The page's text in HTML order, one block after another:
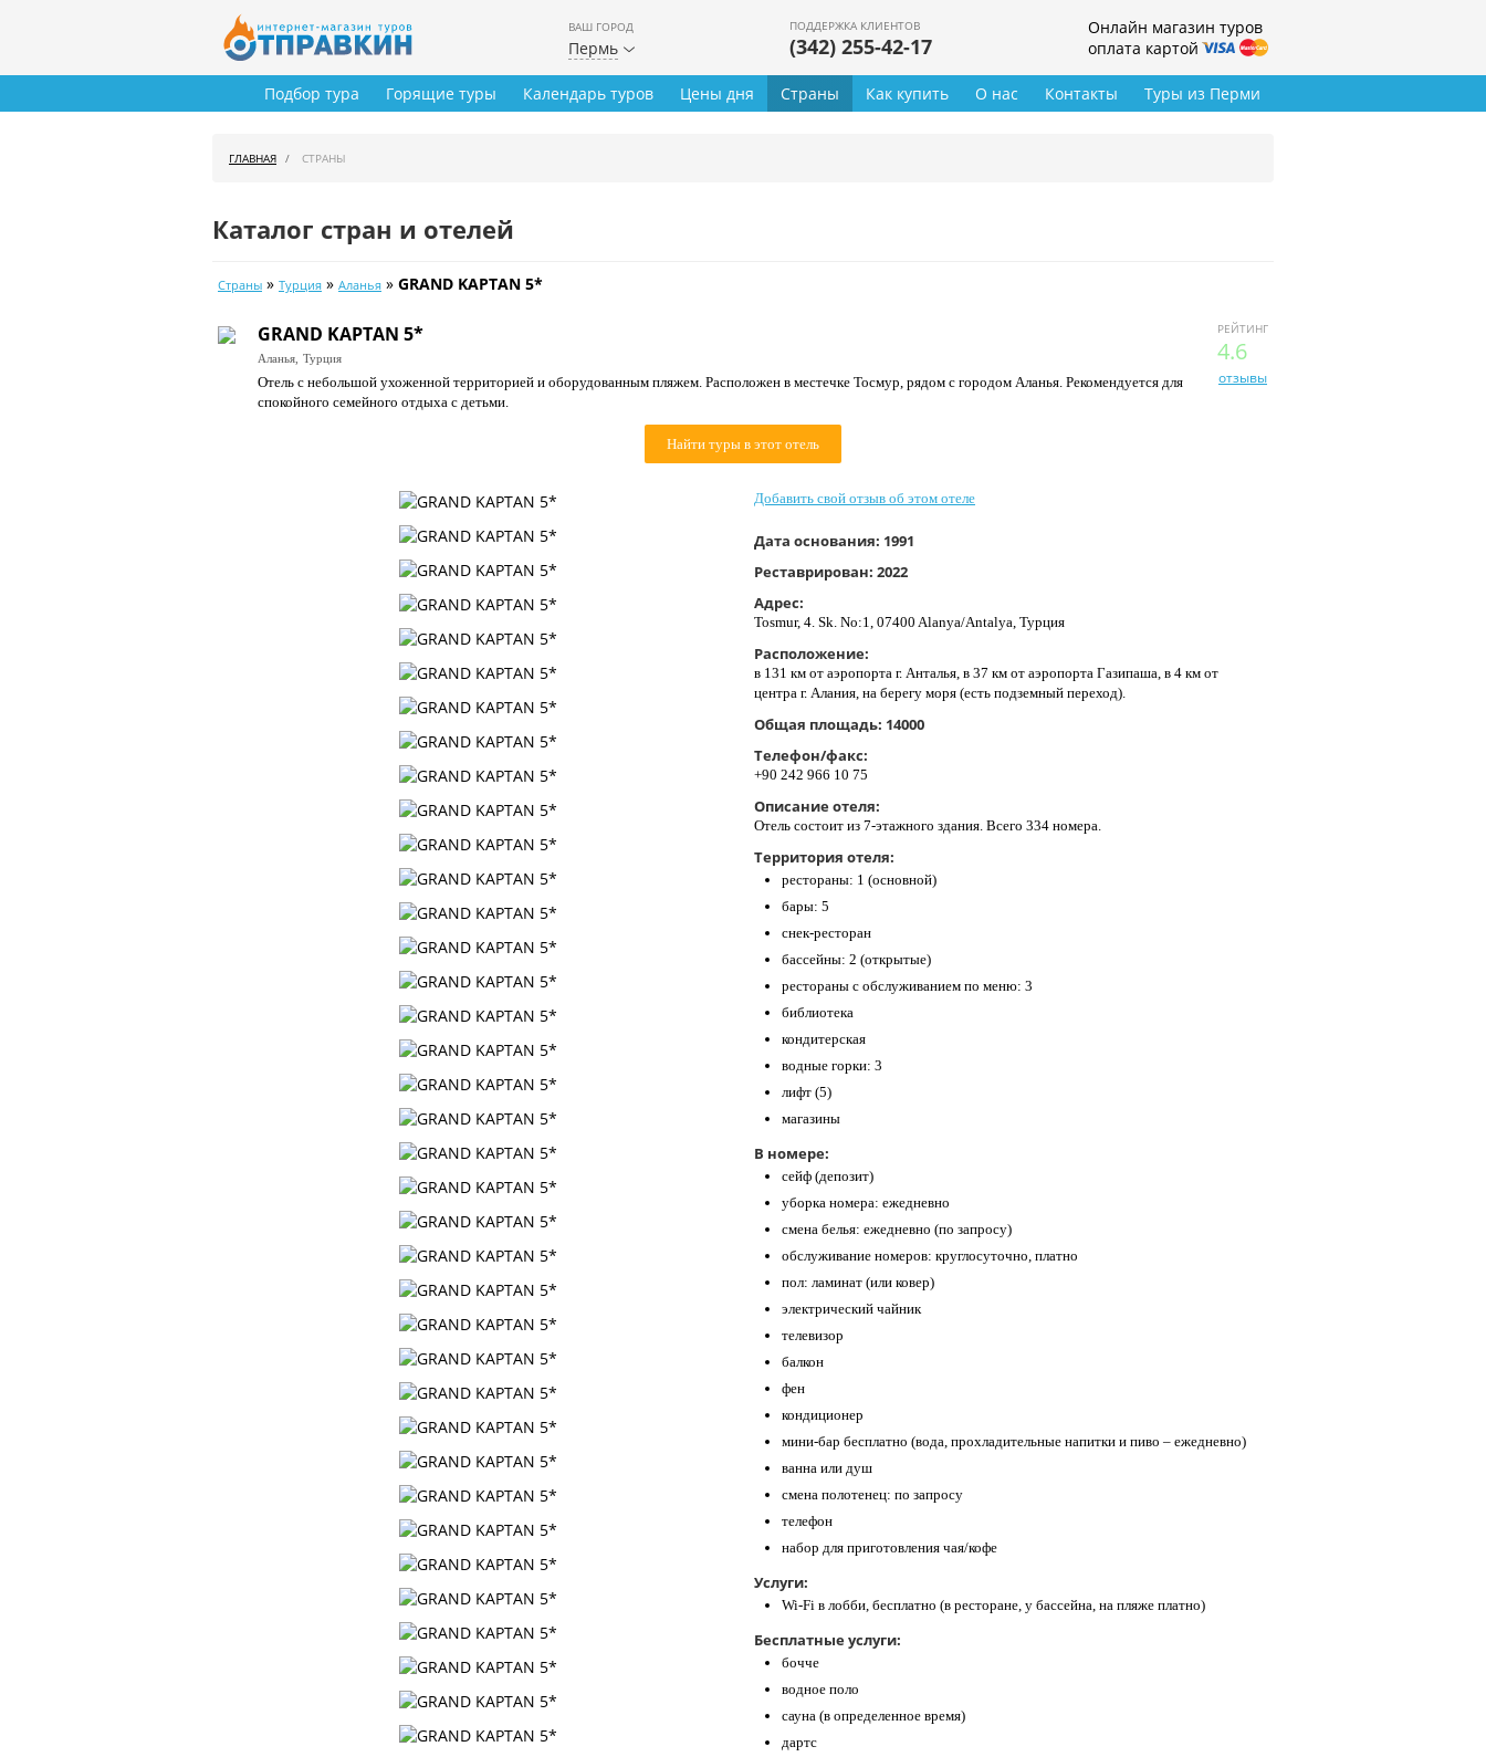
ВАШ ГОРОД
Пермь
ПОДДЕРЖКА КЛИЕНТОВ
(342) 255-42-17
Онлайн магазин туров
оплата картой
Туры из Перми
Подбор тура Горящие туры Календарь туров Цены дня Страны Как купить О нас Контакты
ГЛАВНАЯ СТРАНЫ
Каталог стран и отелей
Страны » Турция » Аланья » GRAND KAPTAN 5*
РЕЙТИНГ
4.6
отзывы
GRAND KAPTAN 5*
Аланья, Турция
Отель с небольшой ухоженной территорией и оборудованным пляжем. Расположен в местечке Тосмур, рядом с городом Аланья. Рекомендуется для
спокойного семейного отдыха с детьми.
Найти туры в этот отель
Добавить свой отзыв об этом отеле
Дата основания: 1991
Реставрирован: 2022
Адрес:
Tosmur, 4. Sk. No:1, 07400 Alanya/Antalya, Турция
Расположение:
в 131 км от аэропорта г. Анталья, в 37 км от аэропорта Газипаша, в 4 км от
центра г. Алания, на берегу моря (есть подземный переход).
Общая площадь: 14000
Телефон/факс:
+90 242 966 10 75
Описание отеля:
Отель состоит из 7-этажного здания. Всего 334 номера.
Территория отеля:
рестораны: 1 (основной)
бары: 5
снек-ресторан
бассейны: 2 (открытые)
рестораны с обслуживанием по меню: 3
библиотека
кондитерская
водные горки: 3
лифт (5)
магазины
В номере:
сейф (депозит)
уборка номера: ежедневно
смена белья: ежедневно (по запросу)
обслуживание номеров: круглосуточно, платно
пол: ламинат (или ковер)
электрический чайник
телевизор
балкон
фен
кондиционер
мини-бар бесплатно (вода, прохладительные напитки и пиво – ежедневно)
ванна или душ
смена полотенец: по запросу
телефон
набор для приготовления чая/кофе
Услуги:
Wi-Fi в лобби, бесплатно (в ресторане, у бассейна, на пляже платно)
Бесплатные услуги:
бочче
водное поло
сауна (в определенное время)
дартс